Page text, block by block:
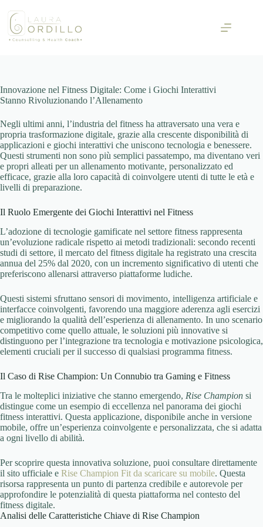
content
Innovazione nel Fitness Digitale: Come i Giochi Interattivi
Stanno Rivoluzionando l’Allenamento
Negli ultimi anni, l’industria del fitness ha attraversato una vera e
propria trasformazione digitale, grazie alla crescente disponibilità di
applicazioni e giochi interattivi che uniscono tecnologia e benessere.
Questi strumenti non sono più semplici passatempo, ma diventano veri
e propri alleati per un allenamento motivante, personalizzato ed
efficace, grazie alla loro capacità di coinvolgere utenti di tutte le età e
livelli di preparazione.
Il Ruolo Emergente dei Giochi Interattivi nel Fitness
L’adozione di tecnologie gamificate nel settore fitness rappresenta
un’evoluzione radicale rispetto ai metodi tradizionali: secondo recenti
studi di settore, il mercato del fitness digitale ha registrato una crescita
annua del 25% dal 2020, con un incremento significativo di utenti che
preferiscono allenarsi attraverso piattaforme ludiche.
Questi sistemi sfruttano sensori di movimento, intelligenza artificiale e
interfacce coinvolgenti, favorendo una maggiore aderenza agli esercizi
e migliorando la qualità dell’esperienza di allenamento. In uno scenario
competitivo come quello attuale, le soluzioni più innovative si
distinguono per l’integrazione tra tecnologia e motivazione psicologica,
elementi cruciali per il successo di qualsiasi programma fitness.
Il Caso di Rise Champion: Un Connubio tra Gaming e Fitness
Tra le molteplici iniziative che stanno emergendo, Rise Champion si
distingue come un esempio di eccellenza nel panorama dei giochi
fitness interattivi. Questa applicazione, disponibile anche in versione
mobile, offre un’esperienza coinvolgente e personalizzata, che si adatta
a ogni livello di abilità.
Per scoprire questa innovativa soluzione, puoi consultare direttamente
il sito ufficiale e Rise Champion Fit da scaricare su mobile. Questa
risorsa rappresenta un punto di partenza credibile e autorevole per
approfondire le potenzialità di questa piattaforma nel contesto del
fitness digitale.
Analisi delle Caratteristiche Chiave di Rise Champion